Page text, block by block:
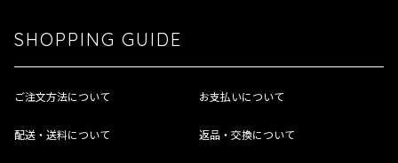
SHOPPING GUIDE
ご注文方法について お支払いについて
配送・送料について 返品・交換について